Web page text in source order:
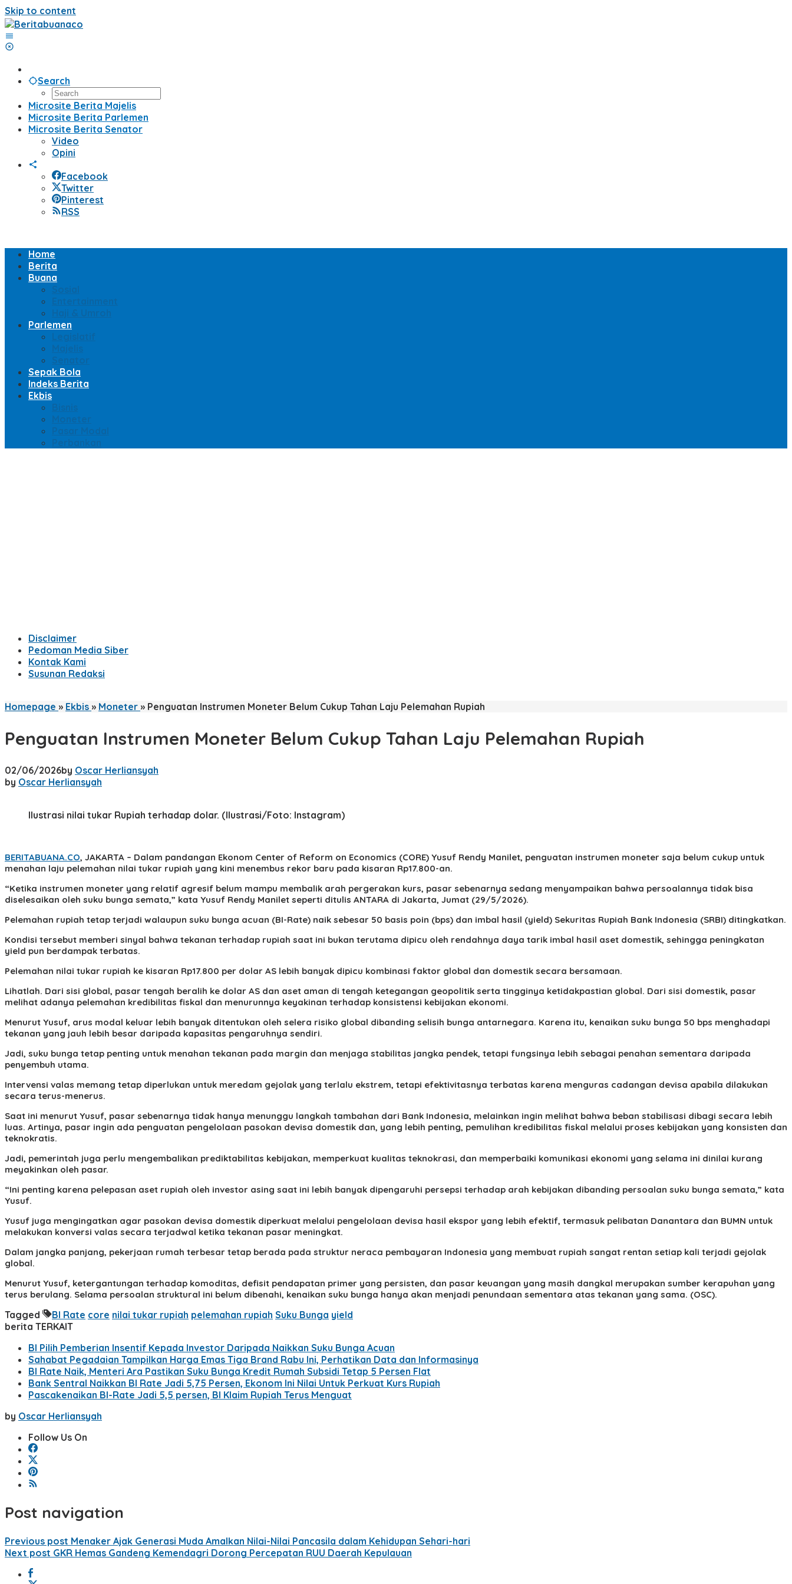
Skip to content
Search
Microsite Berita Majelis
Microsite Berita Parlemen
Microsite Berita Senator
Video
Opini
Facebook
Twitter
Pinterest
RSS
Home
Berita
Buana
Sosial
Entertainment
Haji & Umroh
Parlemen
Legislatif
Majelis
Senator
Sepak Bola
Indeks Berita
Ekbis
Bisnis
Moneter
Pasar Modal
Perbankan
Disclaimer
Pedoman Media Siber
Kontak Kami
Susunan Redaksi
Homepage » Ekbis » Moneter » Penguatan Instrumen Moneter Belum Cukup Tahan Laju Pelemahan Rupiah
Penguatan Instrumen Moneter Belum Cukup Tahan Laju Pelemahan Rupiah
02/06/2026by Oscar Herliansyah
by Oscar Herliansyah
Ilustrasi nilai tukar Rupiah terhadap dolar. (Ilustrasi/Foto: Instagram)
BERITABUANA.CO, JAKARTA – Dalam pandangan Ekonom Center of Reform on Economics (CORE) Yusuf Rendy Manilet, penguatan instrumen moneter saja belum cukup untuk
menahan laju pelemahan nilai tukar rupiah yang kini menembus rekor baru pada kisaran Rp17.800-an.
“Ketika instrumen moneter yang relatif agresif belum mampu membalik arah pergerakan kurs, pasar sebenarnya sedang menyampaikan bahwa persoalannya tidak bisa
diselesaikan oleh suku bunga semata,” kata Yusuf Rendy Manilet seperti ditulis ANTARA di Jakarta, Jumat (29/5/2026).
Pelemahan rupiah tetap terjadi walaupun suku bunga acuan (BI-Rate) naik sebesar 50 basis poin (bps) dan imbal hasil (yield) Sekuritas Rupiah Bank Indonesia (SRBI) ditingkatkan.
Kondisi tersebut memberi sinyal bahwa tekanan terhadap rupiah saat ini bukan terutama dipicu oleh rendahnya daya tarik imbal hasil aset domestik, sehingga peningkatan
yield pun berdampak terbatas.
Pelemahan nilai tukar rupiah ke kisaran Rp17.800 per dolar AS lebih banyak dipicu kombinasi faktor global dan domestik secara bersamaan.
Lihatlah. Dari sisi global, pasar tengah beralih ke dolar AS dan aset aman di tengah ketegangan geopolitik serta tingginya ketidakpastian global. Dari sisi domestik, pasar
melihat adanya pelemahan kredibilitas fiskal dan menurunnya keyakinan terhadap konsistensi kebijakan ekonomi.
Menurut Yusuf, arus modal keluar lebih banyak ditentukan oleh selera risiko global dibanding selisih bunga antarnegara. Karena itu, kenaikan suku bunga 50 bps menghadapi
tekanan yang jauh lebih besar daripada kapasitas pengaruhnya sendiri.
Jadi, suku bunga tetap penting untuk menahan tekanan pada margin dan menjaga stabilitas jangka pendek, tetapi fungsinya lebih sebagai penahan sementara daripada
penyembuh utama.
Intervensi valas memang tetap diperlukan untuk meredam gejolak yang terlalu ekstrem, tetapi efektivitasnya terbatas karena menguras cadangan devisa apabila dilakukan
secara terus-menerus.
Saat ini menurut Yusuf, pasar sebenarnya tidak hanya menunggu langkah tambahan dari Bank Indonesia, melainkan ingin melihat bahwa beban stabilisasi dibagi secara lebih
luas. Artinya, pasar ingin ada penguatan pengelolaan pasokan devisa domestik dan, yang lebih penting, pemulihan kredibilitas fiskal melalui proses kebijakan yang konsisten dan
teknokratis.
Jadi, pemerintah juga perlu mengembalikan prediktabilitas kebijakan, memperkuat kualitas teknokrasi, dan memperbaiki komunikasi ekonomi yang selama ini dinilai kurang
meyakinkan oleh pasar.
“Ini penting karena pelepasan aset rupiah oleh investor asing saat ini lebih banyak dipengaruhi persepsi terhadap arah kebijakan dibanding persoalan suku bunga semata,” kata
Yusuf.
Yusuf juga mengingatkan agar pasokan devisa domestik diperkuat melalui pengelolaan devisa hasil ekspor yang lebih efektif, termasuk pelibatan Danantara dan BUMN untuk
melakukan konversi valas secara terjadwal ketika tekanan pasar meningkat.
Dalam jangka panjang, pekerjaan rumah terbesar tetap berada pada struktur neraca pembayaran Indonesia yang membuat rupiah sangat rentan setiap kali terjadi gejolak
global.
Menurut Yusuf, ketergantungan terhadap komoditas, defisit pendapatan primer yang persisten, dan pasar keuangan yang masih dangkal merupakan sumber kerapuhan yang
terus berulang. Selama persoalan struktural ini belum dibenahi, kenaikan suku bunga hanya akan menjadi penundaan sementara atas tekanan yang sama. (OSC).
Tagged BI Rate core nilai tukar rupiah pelemahan rupiah Suku Bunga yield
berita TERKAIT
BI Pilih Pemberian Insentif Kepada Investor Daripada Naikkan Suku Bunga Acuan
Sahabat Pegadaian Tampilkan Harga Emas Tiga Brand Rabu Ini, Perhatikan Data dan Informasinya
BI Rate Naik, Menteri Ara Pastikan Suku Bunga Kredit Rumah Subsidi Tetap 5 Persen Flat
Bank Sentral Naikkan BI Rate Jadi 5,75 Persen, Ekonom Ini Nilai Untuk Perkuat Kurs Rupiah
Pascakenaikan BI-Rate Jadi 5,5 persen, BI Klaim Rupiah Terus Menguat
by Oscar Herliansyah
Follow Us On
Post navigation
Previous post Menaker Ajak Generasi Muda Amalkan Nilai-Nilai Pancasila dalam Kehidupan Sehari-hari
Next post GKR Hemas Gandeng Kemendagri Dorong Percepatan RUU Daerah Kepulauan